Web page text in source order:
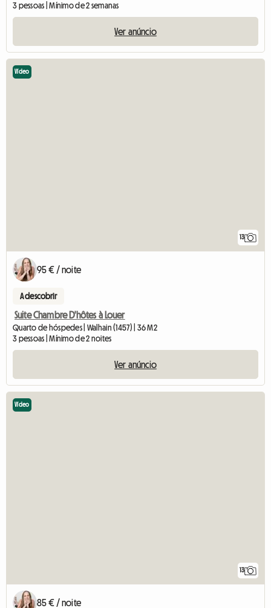
3 pessoas | Mínimo de 2 semanas
Ver anúncio
13
Vídeo
95 € / noite
A descobrir
Suite Chambre D'hôtes à Louer
Quarto de hóspedes | Walhain (1457) | 36 M2
3 pessoas | Mínimo de 2 noites
Ver anúncio
13
Vídeo
85 € / noite